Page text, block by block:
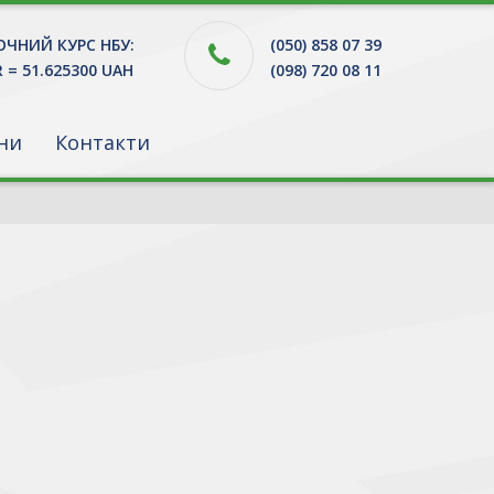
(050) 858 07 39
(098) 720 08 11
КУРС НБУ:
= 51.625300 UAH
Контакти